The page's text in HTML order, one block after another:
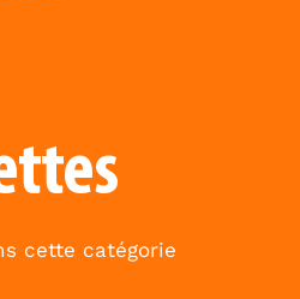
cette catégorie